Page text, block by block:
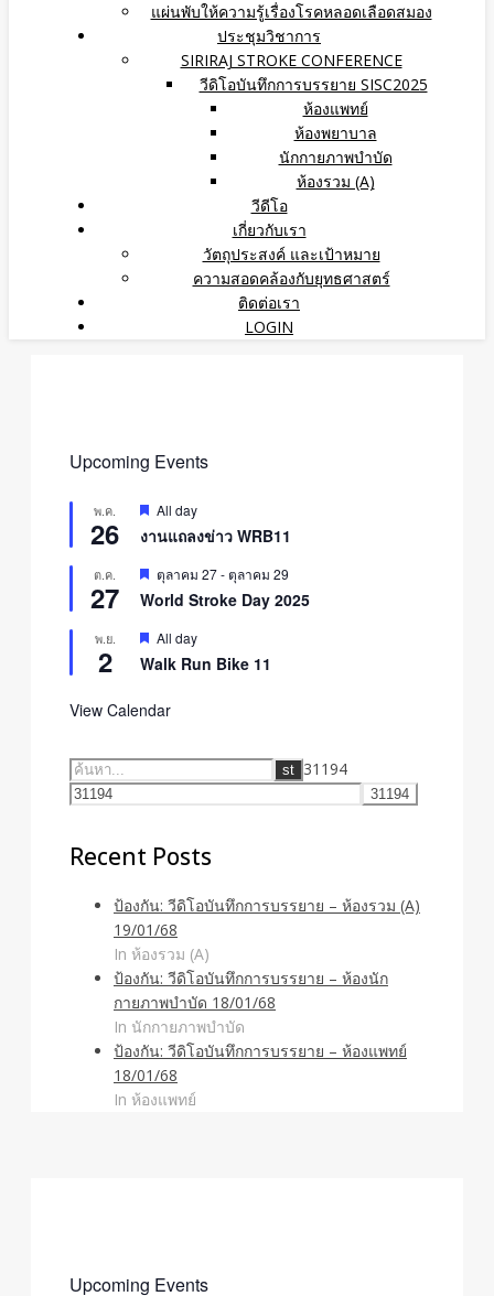
แผ่นพับให้ความรู้เรื่องโรคหลอดเลือดสมอง
ประชุมวิชาการ
SIRIRAJ STROKE CONFERENCE
วีดิโอบันทึกการบรรยาย SISC2025
ห้องแพทย์
ห้องพยาบาล
นักกายภาพบำบัด
ห้องรวม (A)
วีดีโอ
เกี่ยวกับเรา
วัตถุประสงค์ และเป้าหมาย
ความสอดคล้องกับยุทธศาสตร์
ติดต่อเรา
LOGIN
Upcoming Events
พ.ค.
26
Featured
All day
งานแถลงข่าว WRB11
ต.ค.
27
Featured
ตุลาคม 27-ตุลาคม 29
World Stroke Day 2025
พ.ย.
2
Featured
All day
Walk Run Bike 11
View Calendar
31194
Recent Posts
ป้องกัน: วีดิโอบันทึกการบรรยาย – ห้องรวม (A)
19/01/68
In ห้องรวม (A)
ป้องกัน: วีดิโอบันทึกการบรรยาย – ห้องนัก
กายภาพบำบัด 18/01/68
In นักกายภาพบำบัด
ป้องกัน: วีดิโอบันทึกการบรรยาย – ห้องแพทย์
18/01/68
In ห้องแพทย์
Upcoming Events